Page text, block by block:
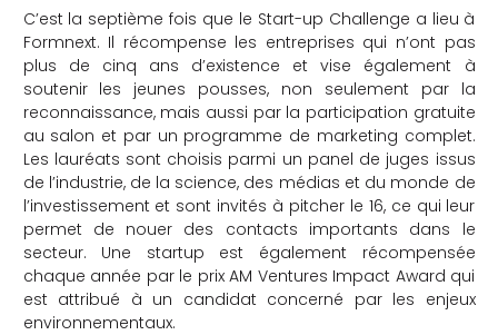
C’est la septième fois que le Start-up Challenge a lieu à
Formnext. Il récompense les entreprises qui n’ont pas
plus de cinq ans d’existence et vise également à
soutenir les jeunes pousses, non seulement par la
reconnaissance, mais aussi par la participation gratuite
au salon et par un programme de marketing complet.
Les lauréats sont choisis parmi un panel de juges issus
de l’industrie, de la science, des médias et du monde de
l’investissement et sont invités à pitcher le 16, ce qui leur
permet de nouer des contacts importants dans le
secteur. Une startup est également récompensée
chaque année par le prix AM Ventures Impact Award qui
est attribué à un candidat concerné par les enjeux
environnementaux.